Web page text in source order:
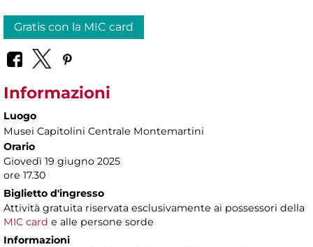
Gratis con la MIC card
Informazioni
Luogo
Musei Capitolini Centrale Montemartini
Orario
Giovedì 19 giugno 2025
ore 17.30
Biglietto d'ingresso
Attività gratuita riservata esclusivamente ai possessori della
MIC card e alle persone sorde
Informazioni